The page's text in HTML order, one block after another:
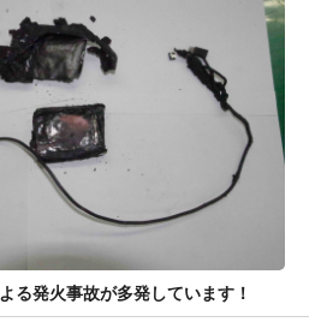
る発火事故が多発しています！